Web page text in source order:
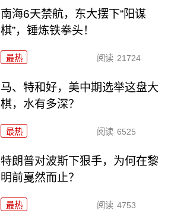
南海6天禁航，东大摆下“阳谋
棋”，锤炼铁拳头！
最热 阅读 21724
马、特和好，美中期选举这盘大
棋，水有多深？
最热 阅读 6525
特朗普对波斯下狠手，为何在黎
明前戛然而止？
最热 阅读 4753